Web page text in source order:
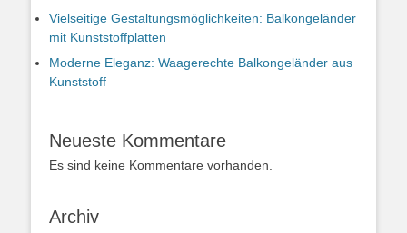
Vielseitige Gestaltungsmöglichkeiten: Balkongeländer
mit Kunststoffplatten
Moderne Eleganz: Waagerechte Balkongeländer aus
Kunststoff
Neueste Kommentare
Es sind keine Kommentare vorhanden.
Archiv